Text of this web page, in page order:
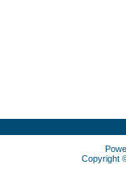
Copyright